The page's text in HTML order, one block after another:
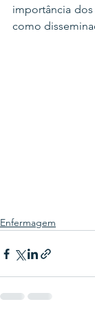
importância
como
Enfermagem